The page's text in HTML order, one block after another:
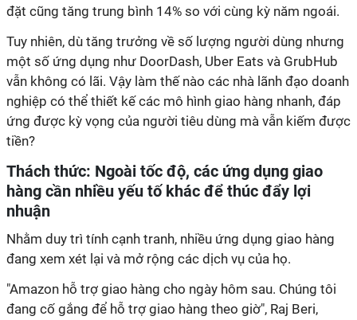
đặt cũng tăng trung bình 14% so với cùng kỳ năm ngoái.
Tuy nhiên, dù tăng trưởng về số lượng người dùng nhưng
một số ứng dụng như DoorDash, Uber Eats và GrubHub
vẫn không có lãi. Vậy làm thế nào các nhà lãnh đạo doanh
nghiệp có thể thiết kế các mô hình giao hàng nhanh, đáp
ứng được kỳ vọng của người tiêu dùng mà vẫn kiếm được
tiền?
Thách thức: Ngoài tốc độ, các ứng dụng giao
hàng cần nhiều yếu tố khác để thúc đẩy lợi
nhuận
Nhằm duy trì tính cạnh tranh, nhiều ứng dụng giao hàng
đang xem xét lại và mở rộng các dịch vụ của họ.
"Amazon hỗ trợ giao hàng cho ngày hôm sau. Chúng tôi
đang cố gắng để hỗ trợ giao hàng theo giờ", Raj Beri,